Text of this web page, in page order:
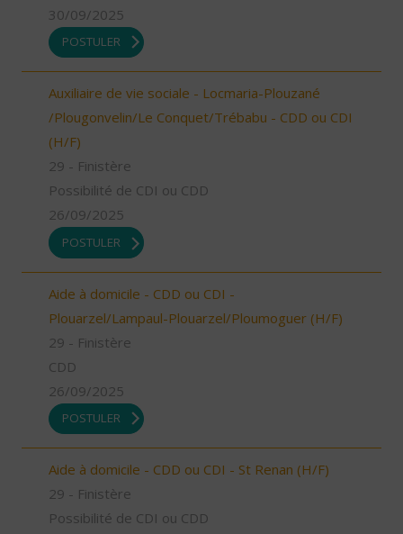
30/09/2025
POSTULER
Auxiliaire de vie sociale - Locmaria-Plouzané
/Plougonvelin/Le Conquet/Trébabu - CDD ou CDI
(H/F)
29 - Finistère
Possibilité de CDI ou CDD
26/09/2025
POSTULER
Aide à domicile - CDD ou CDI -
Plouarzel/Lampaul-Plouarzel/Ploumoguer (H/F)
29 - Finistère
CDD
26/09/2025
POSTULER
Aide à domicile - CDD ou CDI - St Renan (H/F)
29 - Finistère
Possibilité de CDI ou CDD